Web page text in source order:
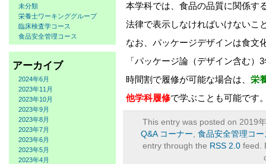
未分類
栄養士ワーキンググループ
臨床検査学コース
食品安全管理コース
アーカイブ
2024年6月
2023年11月
2023年10月
2023年9月
2023年8月
2023年7月
2023年6月
2023年5月
2023年4月
本学科では、食品の品質に関係す
法律で表示しなければいけないこ
なお、パッケージデザインは食文
「パッケージ論（デザイン含む
時間割で履修が可能な場合は、 栄
他学科履修で学ぶことも可能です
This entry was posted on 2019
Q&A コーナー, 食品安全管理コー
entry through the RSS 2.0feed.